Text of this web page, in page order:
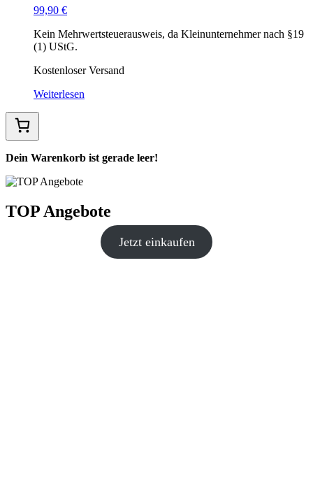
99,90 €
Kein Mehrwertsteuerausweis, da Kleinunternehmer nach §19
(1) UStG.
Kostenloser Versand
Weiterlesen
Dein Warenkorb ist gerade leer!
TOP Angebote
Jetzt einkaufen